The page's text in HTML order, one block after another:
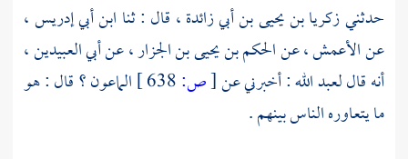
حدثنيزكريا بن يحيى بن أبي زائدة، قال : ثنا ابن أبي إدريس،
عنالأعمش، عنالحكم بن يحيى بن الجزار، عنأبي العبيدين ،
أنه قاللعبد الله: أخبرني عن[ص:
الماعون ؟ قال : هو
ما يتعاوره الناس بينهم .